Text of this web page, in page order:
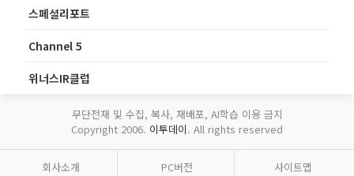
스페셜리포트
Channel 5
위너스IR클럽
무단전재 및 수집, 복사, 재배포, AI학습 이용 금지
Copyright 2006. 이투데이. All rights reserved
회사소개 PC버전 사이트맵